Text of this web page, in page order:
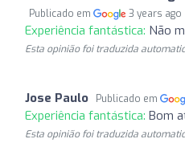
Publicado em 3 years ago
Experiência fantástica: Não
Esta opinião foi traduzida
Jose Paulo Publicado em
Experiência fantástica: Bom
Esta opinião foi traduzida